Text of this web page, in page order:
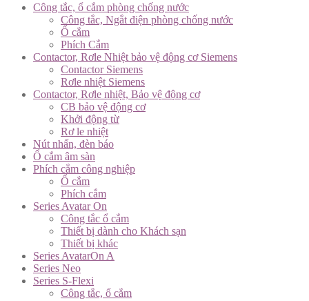
Công tắc, ổ cắm phòng chống nước
Công tắc, Ngắt điện phòng chống nước
Ổ cắm
Phích Cắm
Contactor, Rơle Nhiệt bảo vệ động cơ Siemens
Contactor Siemens
Rơle nhiệt Siemens
Contactor, Rơle nhiệt, Bảo vệ động cơ
CB bảo vệ động cơ
Khởi động từ
Rơ le nhiệt
Nút nhấn, đèn báo
Ổ cắm âm sàn
Phích cắm công nghiệp
Ổ cắm
Phích cắm
Series Avatar On
Công tắc ổ cắm
Thiết bị dành cho Khách sạn
Thiết bị khác
Series AvatarOn A
Series Neo
Series S-Flexi
Công tắc, ổ cắm